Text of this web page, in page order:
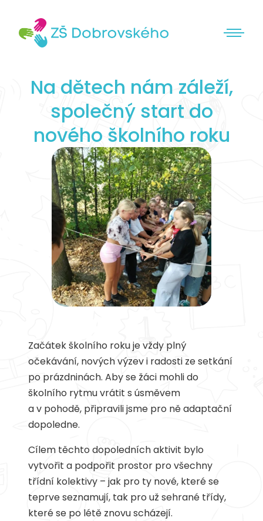
Na dětech nám záleží,
společný start do
nového školního roku
Začátek školního roku je vždy plný
očekávání, nových výzev i radosti ze setkání
po prázdninách. Aby se žáci mohli do
školního rytmu vrátit s úsměvem
a v pohodě, připravili jsme pro ně adaptační
dopoledne.
Cílem těchto dopoledních aktivit bylo
vytvořit a podpořit prostor pro všechny
třídní kolektivy – jak pro ty nové, které se
teprve seznamují, tak pro už sehrané třídy,
které se po létě znovu scházejí.